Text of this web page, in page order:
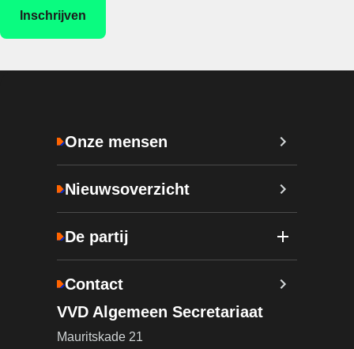
Onze mensen
Nieuwsoverzicht
De partij
Contact
VVD Algemeen Secretariaat
Mauritskade 21